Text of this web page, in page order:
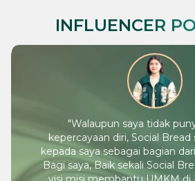
INFLUENCER
"Walaupun saya tidak
kepercayaan diri, Social Bread
kepada saya sebagai bagian
Bagi saya, Baik sekali Social